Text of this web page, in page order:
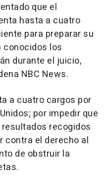
que el
hasta a cuatro
para preparar su
conocidos los
durante el juicio,
NBC News.
a cuatro cargos por
por impedir que
recogidos
contra el derecho al
de obstruir la